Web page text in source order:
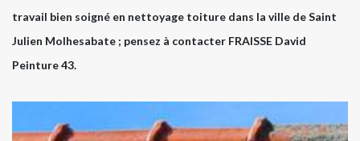
travail bien soigné en nettoyage toiture dans la ville de Saint
Julien Molhesabate ; pensez à contacter FRAISSE David
Peinture 43.